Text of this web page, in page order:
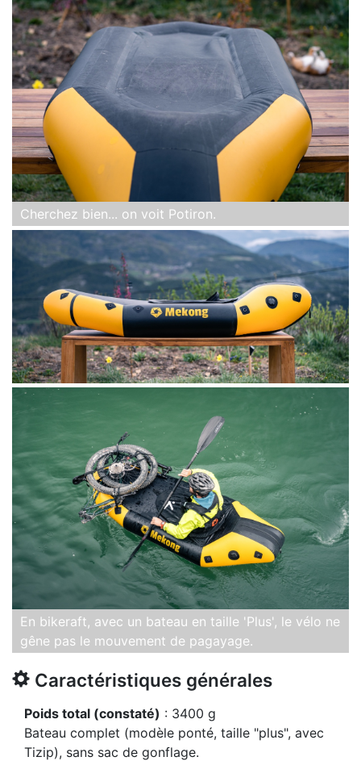
Cherchez bien... on voit Potiron.
En bikeraft, avec un bateau en taille 'Plus', le vélo ne
gêne pas le mouvement de pagayage.
Caractéristiques générales
Poids total (constaté) : 3400 g
Bateau complet (modèle ponté, taille "plus", avec
Tizip), sans sac de gonflage.